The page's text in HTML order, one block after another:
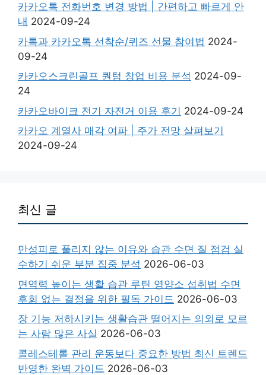
카카오톡 전화번호 변경 방법 | 간편하고 빠르게 안
내 2024-09-24
카톡과 카카오톡 선착순/퀴즈 선물 참여법 2024-
09-24
카카오스크린골프 퀀텀 창업 비용 분석 2024-09-
24
카카오바이크 전기 자전거 이용 후기 2024-09-24
카카오 계열사 매각 여파 | 주가 전망 살펴보기
2024-09-24
최신 글
만성피로 풀리지 않는 이유와 습관 수면 질 점검 실
수하기 쉬운 부분 집중 분석 2026-06-03
면역력 높이는 생활 습관 루틴 영양소 섭취법 수면
후회 없는 결정을 위한 필독 가이드 2026-06-03
장 기능 저하시키는 생활습관 떨어지는 의외로 모르
는 사람 많은 사실 2026-06-03
콜레스테롤 관리 운동보다 중요한 방법 최신 트렌드
반영한 완벽 가이드 2026-06-03